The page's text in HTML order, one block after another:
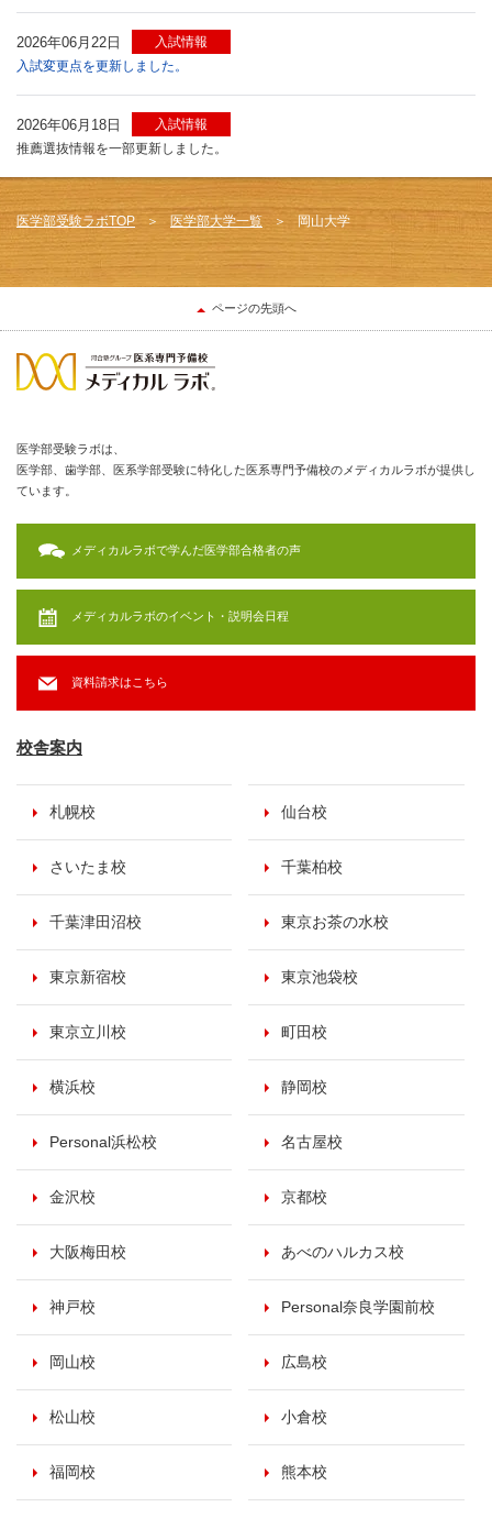
2026年06月22日
入試情報
入試変更点を更新しました。
2026年06月18日
入試情報
推薦選抜情報を一部更新しました。
医学部受験ラボTOP 医学部大学一覧 岡山大学
ページの先頭へ
医学部受験ラボは、
医学部、歯学部、医系学部受験に特化した医系専門予備校のメディカルラボが提供し
ています。
メディカルラボで学んだ医学部合格者の声
メディカルラボのイベント・説明会日程
資料請求はこちら
校舎案内
札幌校 仙台校
さいたま校 千葉柏校
千葉津田沼校 東京お茶の水校
東京新宿校 東京池袋校
東京立川校 町田校
横浜校 静岡校
Personal浜松校 名古屋校
金沢校 京都校
大阪梅田校 あべのハルカス校
神戸校 Personal奈良学園前校
岡山校 広島校
松山校 小倉校
福岡校 熊本校